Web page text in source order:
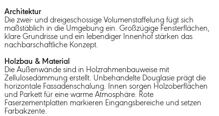
Architektur
Die zwei- und dreigeschossige Volumenstaffelung fügt sich
maßstäblich in die Umgebung ein. Großzügige Fensterflächen,
klare Grundrisse und ein lebendiger Innenhof stärken das
nachbarschaftliche Konzept.
Holzbau & Material
Die Außenwände sind in Holzrahmenbauweise mit
Zellulosedämmung erstellt. Unbehandelte Douglasie prägt die
horizontale Fassadenschalung. Innen sorgen Holzoberflächen
und Parkett für eine warme Atmosphäre. Rote
Faserzementplatten markieren Eingangsbereiche und setzen
Farbakzente.